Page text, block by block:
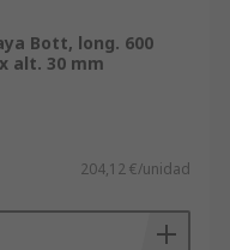
Bott, long. 600
alt. 30 mm
204,12 €/unidad